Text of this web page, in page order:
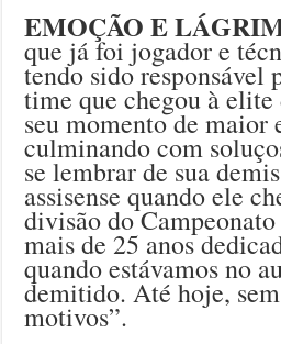
EMOÇÃO E
que já foi jogador e
tendo sido responsável
time que chegou à elite
seu momento de maior
culminando com
se lembrar de sua
assisense quando ele
divisão do
mais de 25 anos
quando estávamos no
demitido. Até hoje,
motivos”.